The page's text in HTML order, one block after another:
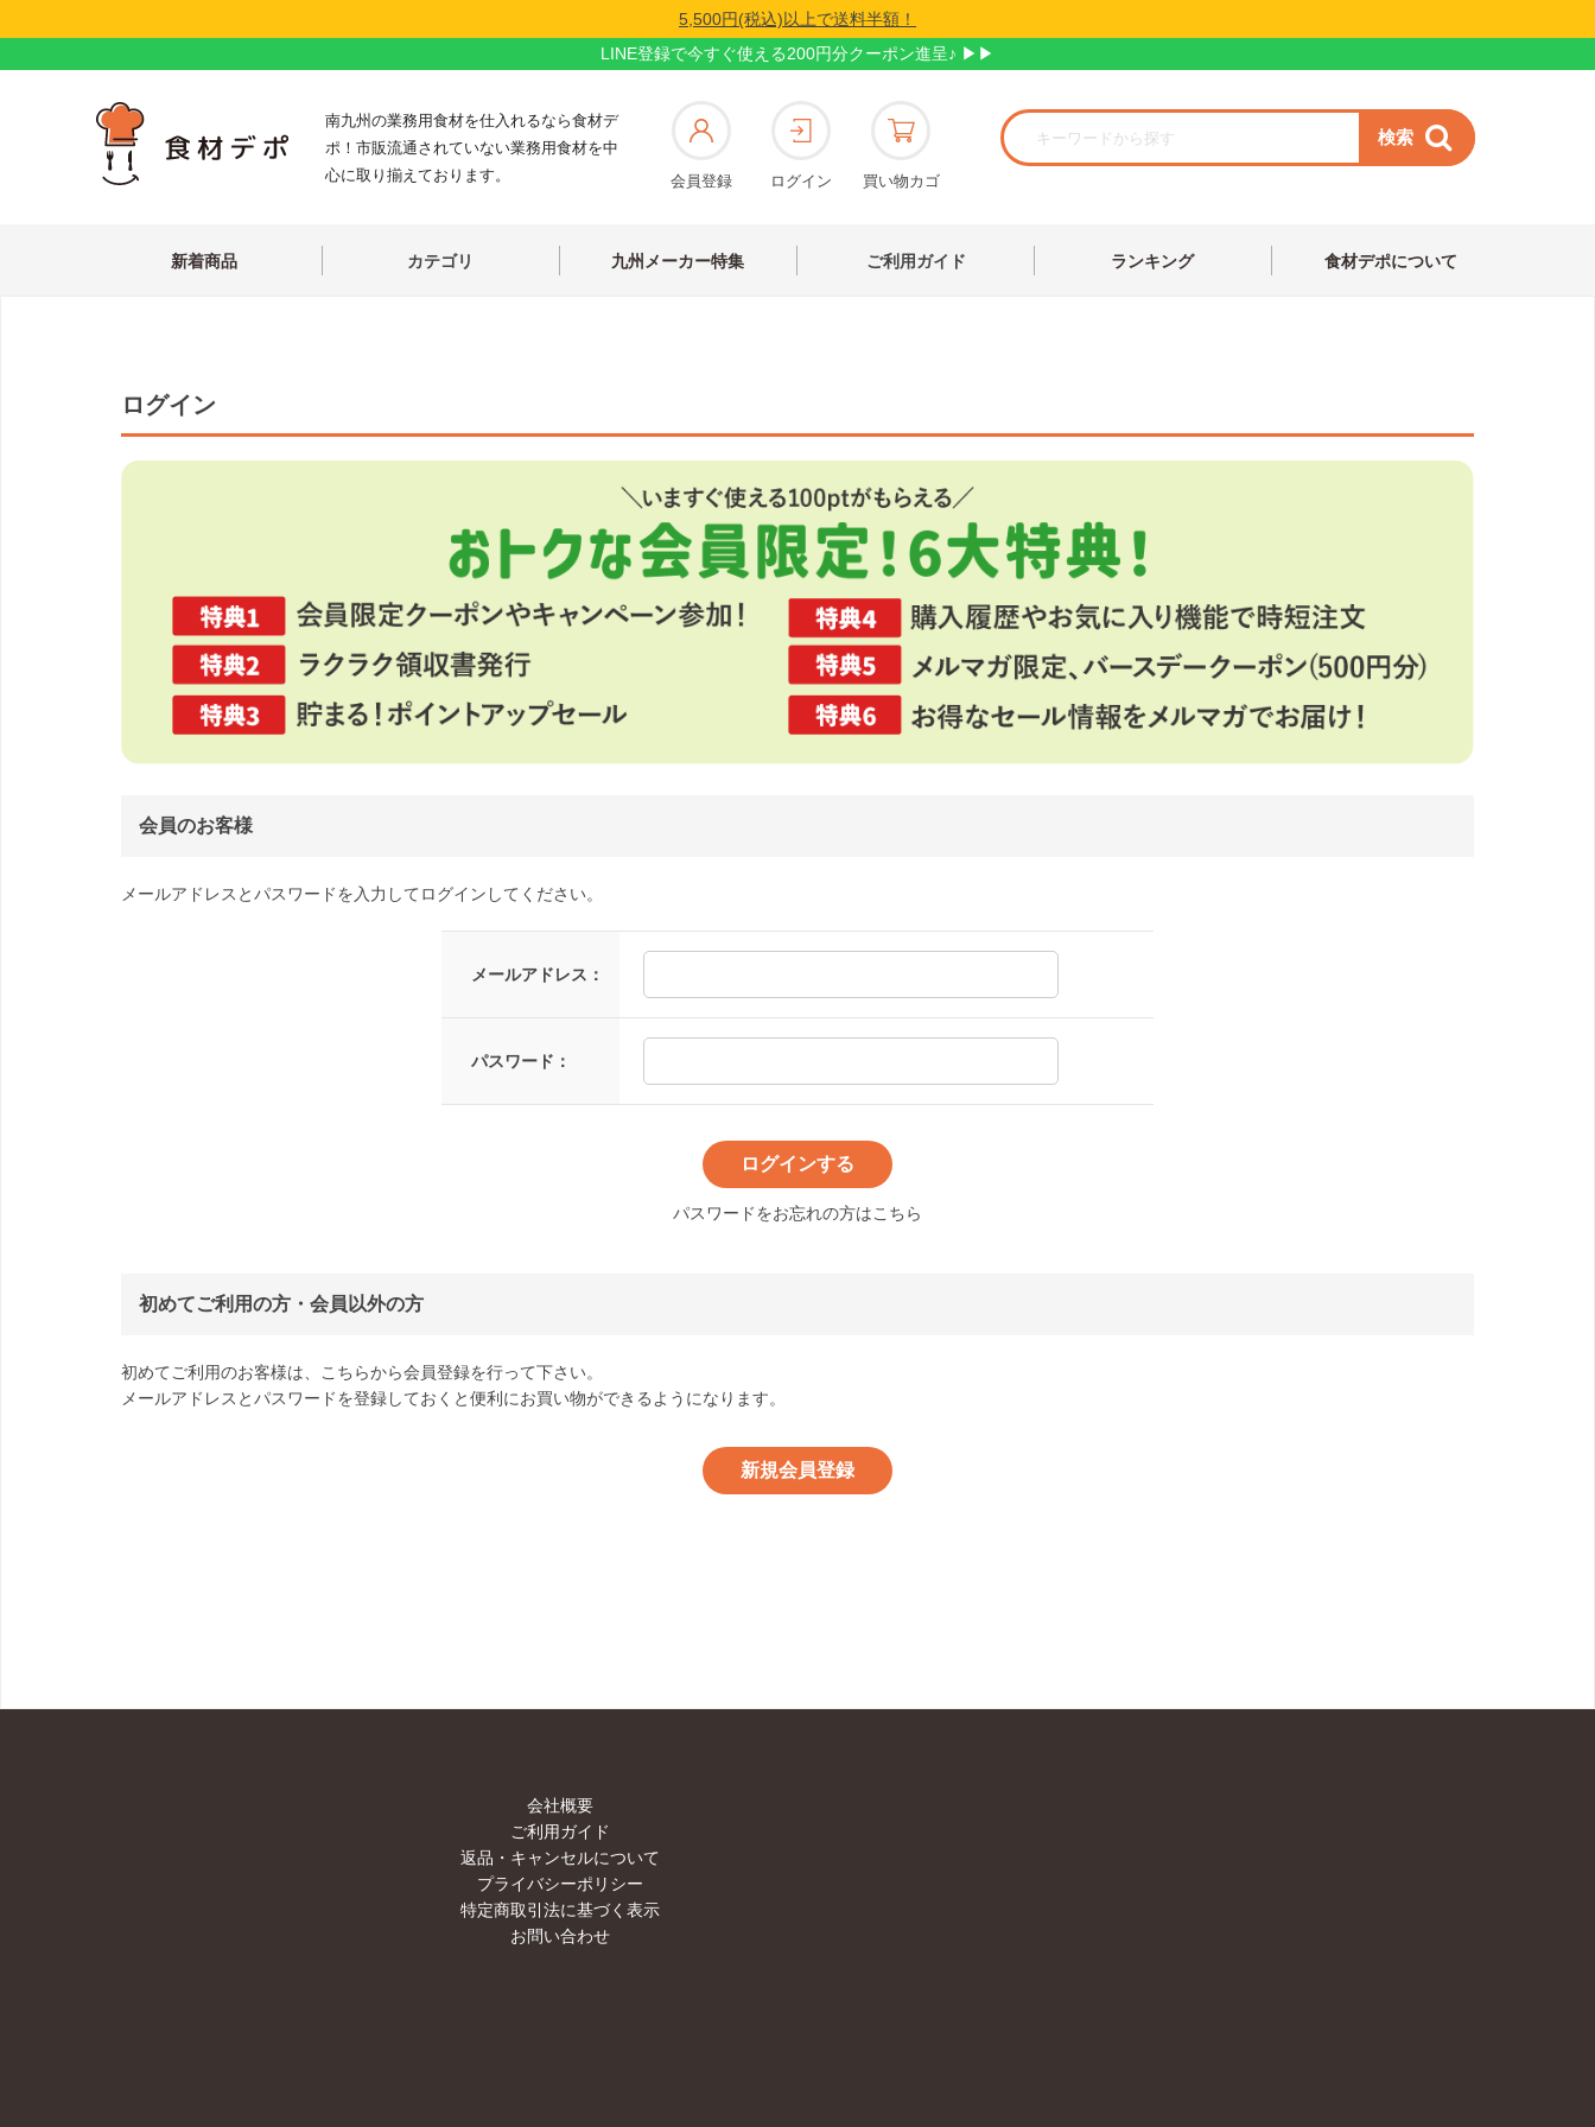
5,500円(税込)以上で送料半額！
LINE登録で今すぐ使える200円分クーポン進呈♪ ▶▶
南九州の業務用食材を仕入れるなら食材デ
ポ！市販流通されていない業務用食材を中
心に取り揃えております。
会員登録 ログイン 買い物カゴ
検索
新着商品 カテゴリ 九州メーカー特集 ご利用ガイド ランキング 食材デポについて
ログイン
会員のお客様
メールアドレスとパスワードを入力してログインしてください。
メールアドレス：
パスワード：
パスワードをお忘れの方はこちら
初めてご利用の方・会員以外の方
初めてご利用のお客様は、こちらから会員登録を行って下さい。
メールアドレスとパスワードを登録しておくと便利にお買い物ができるようになります。
会社概要
ご利用ガイド
返品・キャンセルについて
プライバシーポリシー
特定商取引法に基づく表示
お問い合わせ